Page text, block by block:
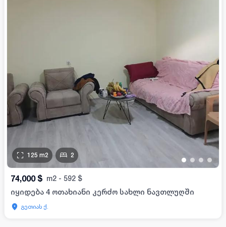
• • • •
125 m2 2
74,000 $ m2 - 592 $
იყიდება 4 ოთახიანი კერძო სახლი ნავთლუღში
გეთიას ქ.